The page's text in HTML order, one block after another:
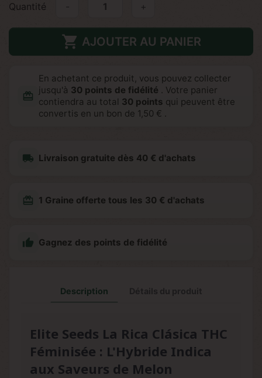
Quantité +
 AJOUTER AU PANIER
redeem
En achetant ce produit, vous pouvez collecter
jusqu'à 30 points de fidélité . Votre panier
contiendra au total 30 points qui peuvent être
convertis en un bon de 1,50 € .
local_shipping Livraison gratuite dès 40 € d'achats
redeem 1 Graine offerte tous les 30 € d'achats
 Gagnez des points de fidélité
Description
Elite Seeds La Rica Clásica THC
Féminisée : L'Hybride Indica
aux Saveurs de Melon